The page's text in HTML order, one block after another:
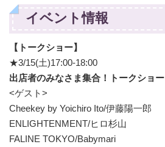
イベント情報
【トークショー】
★3/15(土)17:00-18:00
出店者のみなさま集合！トークショー
<ゲスト>
Cheekey by Yoichiro Ito/伊藤陽一郎
ENLIGHTENMENT/ヒロ杉山
FALINE TOKYO/Babymari